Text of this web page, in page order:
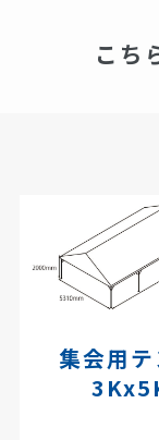
こち
集会用テ